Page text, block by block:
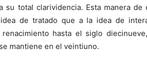
su total clarividencia. Esta manera
de tratado que a la idea de
hasta el siglo
mantiene en el veintiuno.